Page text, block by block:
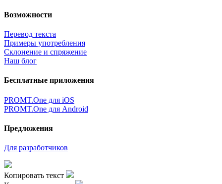
Возможности
Перевод текста
Примеры употребления
Склонение и спряжение
Наш блог
Бесплатные приложения
PROMT.One для iOS
PROMT.One для Android
Предложения
Для разработчиков
Копировать текст